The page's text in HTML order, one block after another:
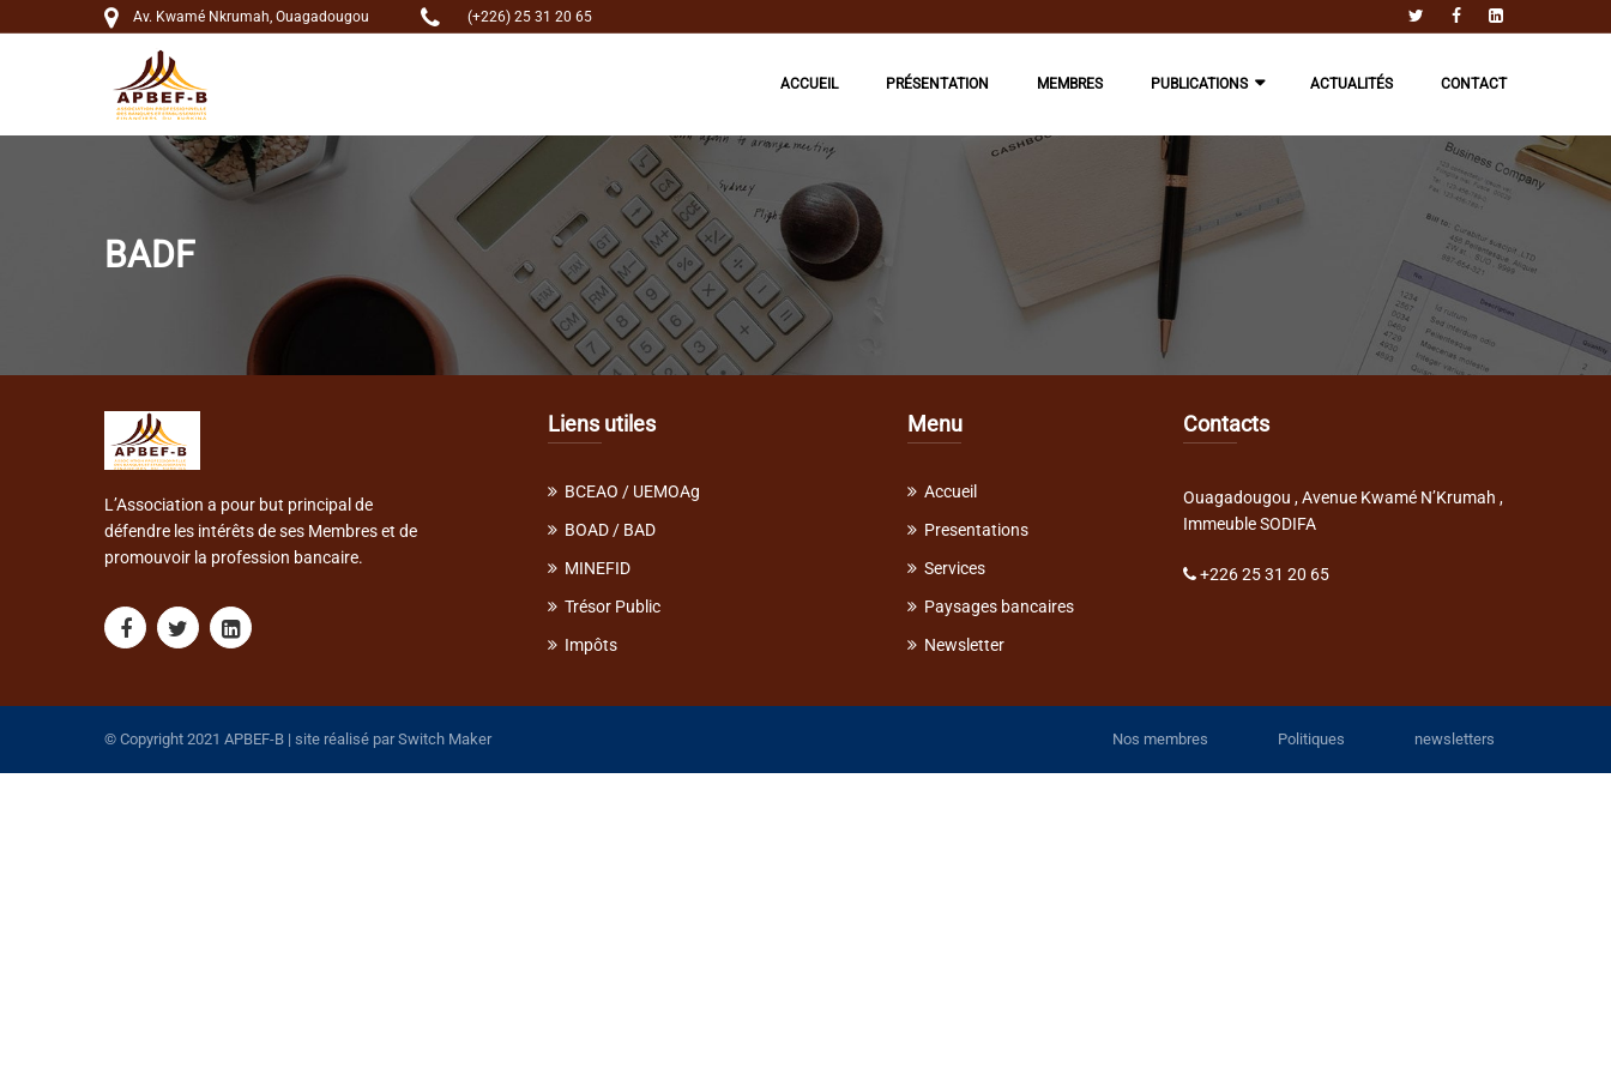
Av. Kwamé Nkrumah, Ouagadougou (+226) 25 31 20 65
ACCUEIL PRÉSENTATION MEMBRES PUBLICATIONS ACTUALITÉS CONTACT
BADF
L’Association a pour but principal de
défendre les intérêts de ses Membres et de
promouvoir la profession bancaire.
Liens utiles
BCEAO / UEMOAg
BOAD / BAD
MINEFID
Trésor Public
Impôts
Menu
Accueil
Presentations
Services
Paysages bancaires
Newsletter
Contacts
Ouagadougou , Avenue Kwamé N’Krumah ,
Immeuble SODIFA
+226 25 31 20 65
© Copyright 2021 APBEF-B | site réalisé parSwitch Maker Nos membres Politiques newsletters